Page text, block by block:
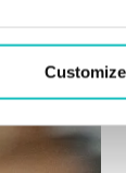
Customize